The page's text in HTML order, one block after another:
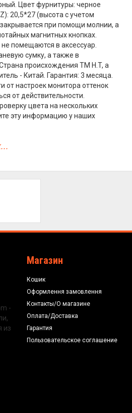
Цвет фурнитуры: черное
20,5*27 (высота с учетом
при помощи молнии, а
магнитных кнопках.
помещаются в аксессуар.
сумку, а также в
происхождения ТМ H.T, а
- Китай. Гарантия: 3 месяца.
от настроек монитора оттенок
от действительности.
цвета на нескольких
эту информацию у наших
-
из
Магазин
Кошик
Оформлення замовлення
Контакты/О магазине
Оплата/Доставка
Гарантия
Пользовательское соглашение